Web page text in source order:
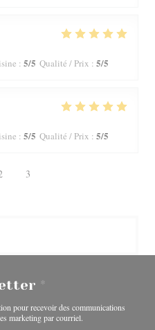
: 5/5 Qualité / Prix : 5/5
: 5/5 Qualité / Prix : 5/5
3
*
pour recevoir des communications
marketing par courriel.